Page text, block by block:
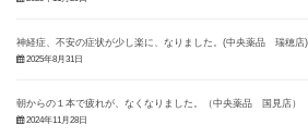
神経症、不安の症状が少し楽に、なりました。(中央薬品 瑞穂店)
2025年8月31日
朝からの１本で疲れが、なくなりました。（中央薬品 国見店）
2024年11月28日